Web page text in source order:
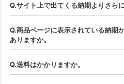
Q.サイト上で出てくる納期よりさら
Q.商品ページに表示されている納期
ありますか。
Q.送料はかかりますか。